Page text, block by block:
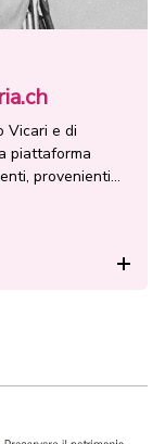
Vicari e di
piattaforma
provenienti